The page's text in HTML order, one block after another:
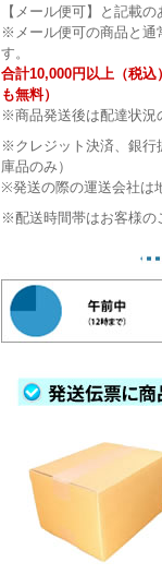
【メール便可】と記載
※メール便可の商品と通
す。
合計10,000円以上（税
も無料）
※商品発送後は配達状況
※クレジット決済、銀行
庫品のみ）
※発送の際の運送会社は
※配送時間帯はお客様の